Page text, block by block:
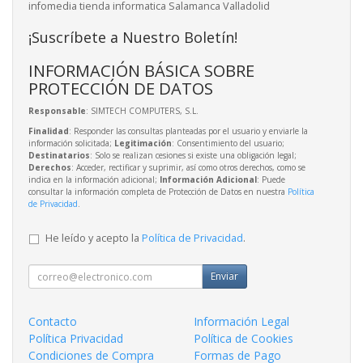
infomedia tienda informatica Salamanca Valladolid
¡Suscríbete a Nuestro Boletín!
INFORMACIÓN BÁSICA SOBRE
PROTECCIÓN DE DATOS
Responsable: SIMTECH COMPUTERS, S.L.
Finalidad: Responder las consultas planteadas por el usuario y enviarle la
información solicitada; Legitimación: Consentimiento del usuario;
Destinatarios: Solo se realizan cesiones si existe una obligación legal;
Derechos: Acceder, rectificar y suprimir, así como otros derechos, como se
indica en la información adicional; Información Adicional: Puede
consultar la información completa de Protección de Datos en nuestra Política
de Privacidad.
He leído y acepto la Política de Privacidad.
Enviar
Contacto
Información Legal
Política Privacidad
Política de Cookies
Condiciones de Compra
Formas de Pago